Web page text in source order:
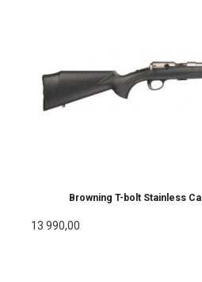
Browning T-bolt Stainless
13 990,00